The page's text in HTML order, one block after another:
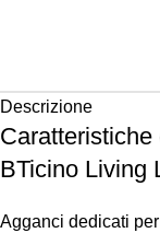
Descrizione
BTicino Living
Agganci dedicati